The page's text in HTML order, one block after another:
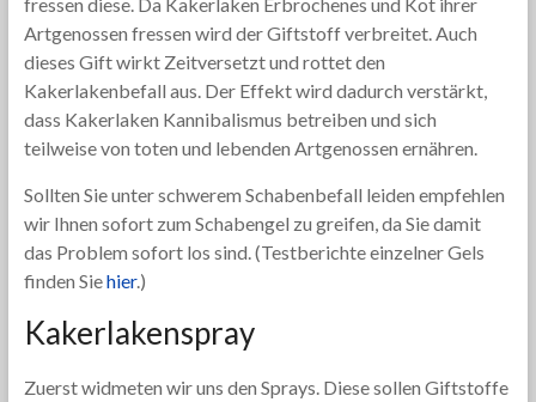
Artgenossen fressen wird der Giftstoff verbreitet. Auch
dieses Gift wirkt Zeitversetzt und rottet den
Kakerlakenbefall aus. Der Effekt wird dadurch verstärkt,
dass Kakerlaken Kannibalismus betreiben und sich
teilweise von toten und lebenden Artgenossen ernähren.
Sollten Sie unter schwerem Schabenbefall leiden empfehlen
wir Ihnen sofort zum Schabengel zu greifen, da Sie damit
das Problem sofort los sind. (Testberichte einzelner Gels
finden Siehier.)
Kakerlakenspray
Zuerst widmeten wir uns den Sprays. Diese sollen Giftstoffe